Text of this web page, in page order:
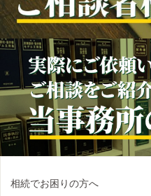
相続でお困りの方へ